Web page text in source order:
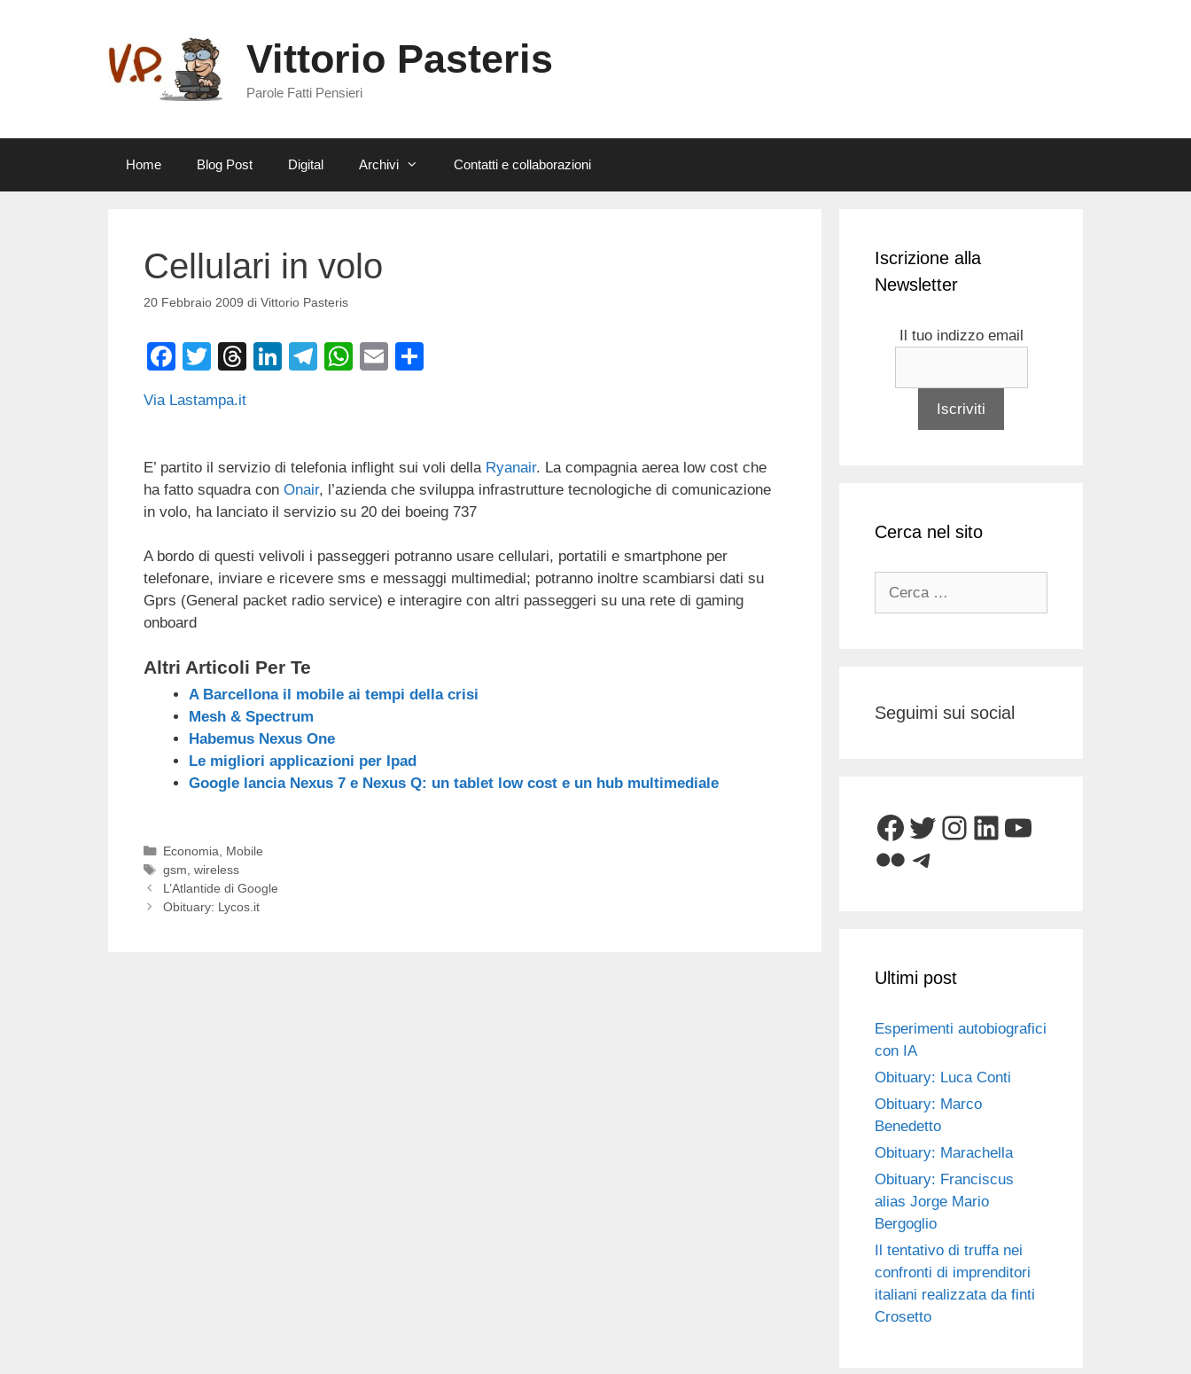
Vittorio Pasteris
Parole Fatti Pensieri
Home Blog Post Digital Archivi Contatti e collaborazioni
Cellulari in volo
20 Febbraio 2009 di Vittorio Pasteris
F
c
b
o
o
k
T
tt
T
d
s
Li
dI
n
T
a
m
W
A
p
p
E
vi
di
Via Lastampa.it
E’ partito il servizio di telefonia inflight sui voli della Ryanair. La compagnia aerea low cost che
ha fatto squadra con Onair, l’azienda che sviluppa infrastrutture tecnologiche di comunicazione
in volo, ha lanciato il servizio su 20 dei boeing 737
A bordo di questi velivoli i passeggeri potranno usare cellulari, portatili e smartphone per
telefonare, inviare e ricevere sms e messaggi multimedial; potranno inoltre scambiarsi dati su
Gprs (General packet radio service) e interagire con altri passeggeri su una rete di gaming
onboard
Altri Articoli Per Te
A Barcellona il mobile ai tempi della crisi
Mesh & Spectrum
Habemus Nexus One
Le migliori applicazioni per Ipad
Google lancia Nexus 7 e Nexus Q: un tablet low cost e un hub multimediale
Categorie
Economia
Mobile
Tag
gsm wireless
L’Atlantide di Google
Obituary: Lycos.it
Iscrizione alla
Newsletter
Il tuo indizzo email
Cerca nel sito
Seguimi sui social
Facebook
Twitter
Instagram
LinkedIn
YouTube
FlickrTelegram
Ultimi post
Esperimenti autobiografici
con IA
Obituary: Luca Conti
Obituary: Marco
Benedetto
Obituary: Marachella
Obituary: Franciscus
alias Jorge Mario
Bergoglio
Il tentativo di truffa nei
confronti di imprenditori
italiani realizzata da finti
Crosetto